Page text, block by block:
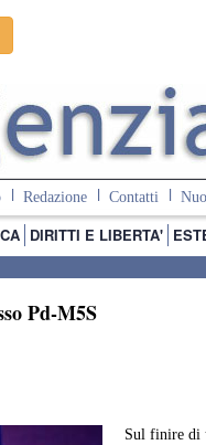
Redazione Contatti
DIRITTI E LIBERTA'
Pd-M5S
Sul finire di